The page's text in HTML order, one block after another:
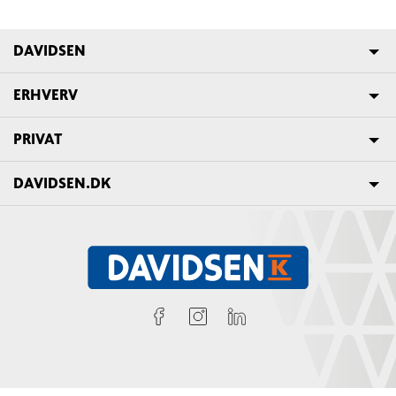
DAVIDSEN
ERHVERV
PRIVAT
DAVIDSEN.DK